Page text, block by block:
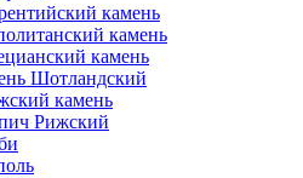
камень
камень
камень
Шотландский
камень
Рижский